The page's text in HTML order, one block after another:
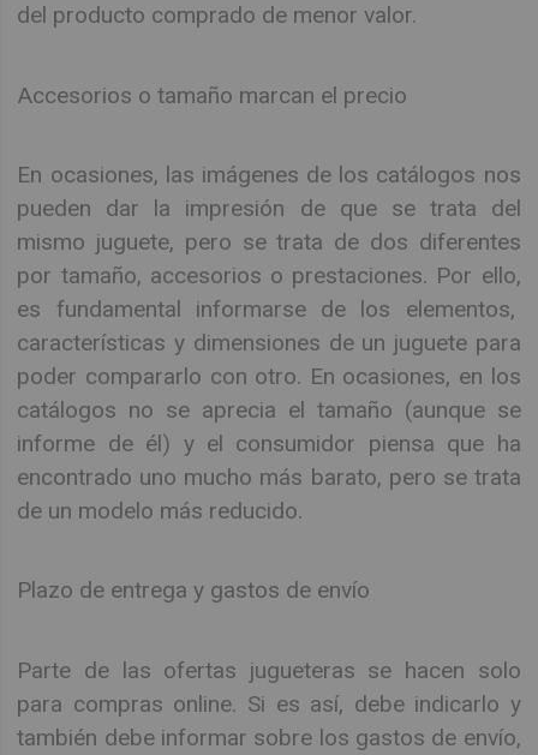
del producto comprado de menor valor.
Accesorios o tamaño marcan el precio
En ocasiones, las imágenes de los catálogos nos
pueden dar la impresión de que se trata del
mismo juguete, pero se trata de dos diferentes
por tamaño, accesorios o prestaciones. Por ello,
es fundamental informarse de los elementos,
características y dimensiones de un juguete para
poder compararlo con otro. En ocasiones, en los
catálogos no se aprecia el tamaño (aunque se
informe de él) y el consumidor piensa que ha
encontrado uno mucho más barato, pero se trata
de un modelo más reducido.
Plazo de entrega y gastos de envío
Parte de las ofertas jugueteras se hacen solo
para compras online. Si es así, debe indicarlo y
también debe informar sobre los gastos de envío,